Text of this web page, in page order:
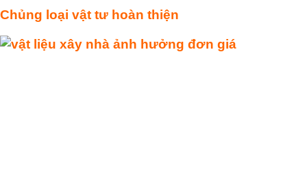
Chủng loại vật tư hoàn thiện